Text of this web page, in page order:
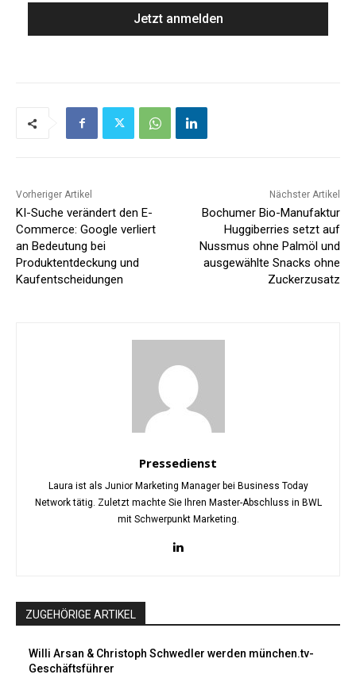
Vorheriger Artikel
KI-Suche verändert den E-
Commerce: Google verliert
an Bedeutung bei
Produktentdeckung und
Kaufentscheidungen
Nächster Artikel
Bochumer Bio-Manufaktur
Huggiberries setzt auf
Nussmus ohne Palmöl und
ausgewählte Snacks ohne
Zuckerzusatz
Pressedienst
Laura ist als Junior Marketing Manager bei Business Today
Network tätig. Zuletzt machte Sie Ihren Master-Abschluss in BWL
mit Schwerpunkt Marketing.
ZUGEHÖRIGE ARTIKEL
Willi Arsan & Christoph Schwedler werden münchen.tv-
Geschäftsführer